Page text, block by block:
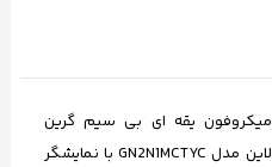
میکروفون یقه ای بی سیم گرین
لاین مدل GN2N1MCTYC با نمایشگر